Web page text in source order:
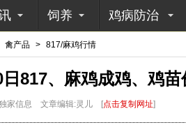
饲养 鸡病防治
禽产品 > 817/麻鸡行情
日817、麻鸡成鸡、鸡
家信息 文章编辑:灵儿 [点击复制网址]